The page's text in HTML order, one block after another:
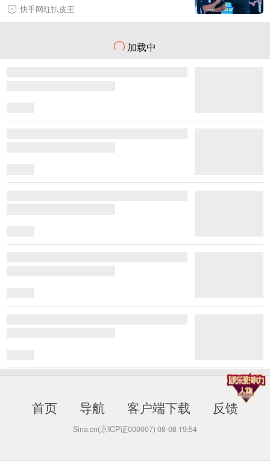
快手网红扒皮王
加载中
首页 导航 客户端下载 反馈
Sina.cn(京ICP证000007) 08-08 19:54